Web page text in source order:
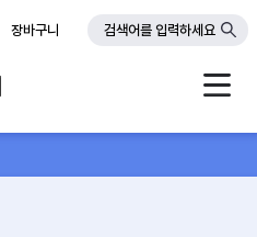
장바구니 검색어를 입력하세요